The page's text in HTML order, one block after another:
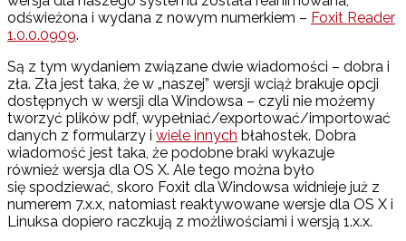
odświeżona i wydana z nowym numerkiem – Foxit Reader
1.0.0.0909.
Są z tym wydaniem związane dwie wiadomości – dobra i
zła. Zła jest taka, że w „naszej” wersji wciąż brakuje opcji
dostępnych w wersji dla Windowsa – czyli nie możemy
tworzyć plików pdf, wypełniać/exportować/importować
danych z formularzy i wiele innych błahostek. Dobra
wiadomość jest taka, że podobne braki wykazuje
również wersja dla OS X. Ale tego można było
się spodziewać, skoro Foxit dla Windowsa widnieje już z
numerem 7.x.x, natomiast reaktywowane wersje dla OS X i
Linuksa dopiero raczkują z możliwościami i wersją 1.x.x.